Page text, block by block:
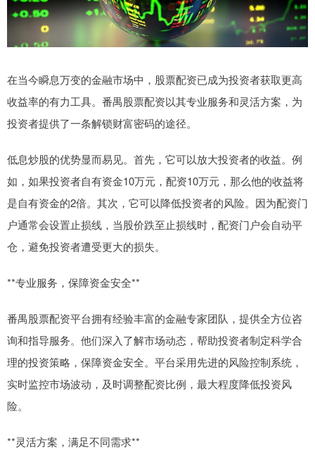
在当今瞬息万变的金融市场中，股票配资已成为投资者获取更高
收益率的有力工具。番禺股票配资以其专业服务和灵活方案，为
投资者提供了一条解锁财富密码的途径。
低息炒股的优势显而易见。首先，它可以放大投资者的收益。例
如，如果投资者自有资金10万元，配资10万元，那么他的收益将
是自有资金的2倍。其次，它可以降低投资者的风险。因为配资门
户通常会设置止损线，当股价跌至止损线时，配资门户会自动平
仓，避免投资者遭受更大的损失。
**专业服务，保障资金安全**
番禺股票配资平台拥有经验丰富的金融专家团队，提供全方位咨
询和指导服务。他们深入了解市场动态，帮助投资者制定科学合
理的投资策略，保障资金安全。平台采用先进的风险控制系统，
实时监控市场波动，及时调整配资比例，最大程度降低投资风
险。
**灵活方案，满足不同需求**